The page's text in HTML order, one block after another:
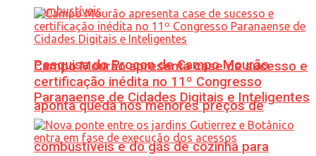
Pesquisa do Procon de Campo Mourão
aponta queda nos menores preços de
combustíveis e do gás de cozinha para
Campo Mourão apresenta case de sucesso e
certificação inédita no 11º Congresso
Paranaense de Cidades Digitais e Inteligentes